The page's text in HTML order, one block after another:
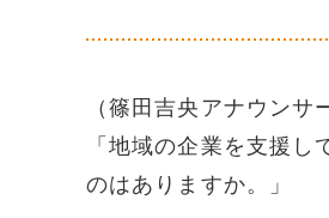
（篠田吉央アナウンサ
「地域の企業を支援
のはありますか。」